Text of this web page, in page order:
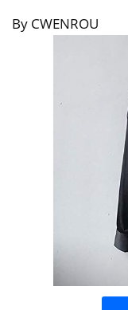
By CWENROU